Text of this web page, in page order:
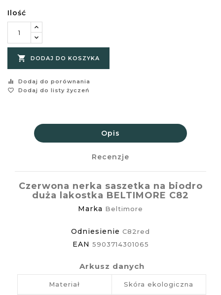
Ilość
 DODAJ DO KOSZYKA
equalizer
Dodaj do porównania
favorite_border
Dodaj do listy życzeń
Opis
Recenzje
Czerwona nerka saszetka na biodro
duża lakostka BELTIMORE C82
Marka Beltimore
Odniesienie C82red
EAN 5903714301065
Arkusz danych
Materiał Skóra ekologiczna